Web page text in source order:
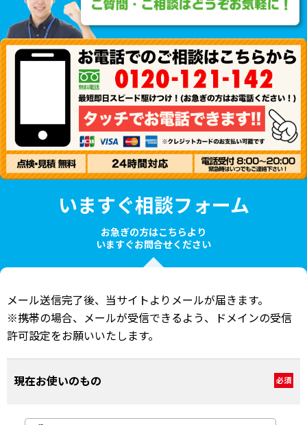
いますぐ相談フォーム
お急ぎの方はこちらより
いますぐお問合せください
メール送信完了後、当サイトよりメールが届きます。
※携帯の場合、メールが受信できるよう、ドメインの受信
許可設定をお願いいたします。
現在お使いのもの 必須